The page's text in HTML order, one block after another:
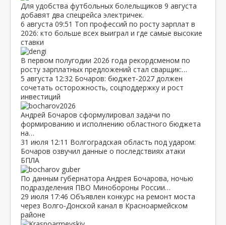
Для удобства футбольных болельщиков 9 августа
добавят два спецрейса электричек.
6 августа 09:51 Топ профессий по росту зарплат в
2026: кто больше всех выиграл и где самые высокие
ставки
В первом полугодии 2026 года рекордсменом по
росту зарплатных предложений стал сварщик:…
5 августа 12:32 Бочаров: бюджет‑2027 должен
сочетать осторожность, соцподдержку и рост
инвестиций
Андрей Бочаров сформулировал задачи по
формированию и исполнению областного бюджета
на…
31 июля 12:11 Волгоградская область под ударом:
Бочаров озвучил данные о последствиях атаки
БПЛА
По данным губернатора Андрея Бочарова, ночью
подразделения ПВО Минобороны России…
29 июля 17:46 Объявлен конкурс на ремонт моста
через Волго‑Донской канал в Красноармейском
районе